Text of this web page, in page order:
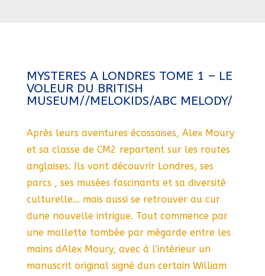
MYSTERES A LONDRES TOME 1 – LE
VOLEUR DU BRITISH
MUSEUM//MELOKIDS/ABC MELODY/
Après leurs aventures écossaises, Alex Moury
et sa classe de CM2 repartent sur les routes
anglaises. Ils vont découvrir Londres, ses
parcs , ses musées fascinants et sa diversité
culturelle… mais aussi se retrouver au cur
dune nouvelle intrigue. Tout commence par
une mallette tombée par mégarde entre les
mains dAlex Moury, avec à l’intérieur un
manuscrit original signé dun certain William